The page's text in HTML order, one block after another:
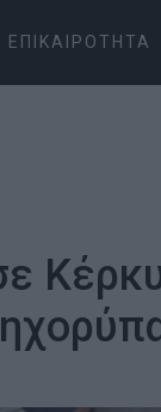
ΕΠΙΚΑΙΡΌΤΗΤΑ